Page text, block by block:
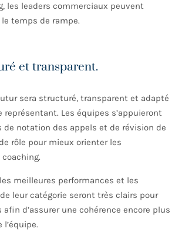
les leaders commerciaux peuvent
temps de rampe.
et transparent.
sera structuré, transparent et adapté
représentant. Les équipes s’appuieront
de notation des appels et de révision de
rôle pour mieux orienter les
meilleures performances et les
leur catégorie seront très clairs pour
d’assurer une cohérence encore plus
l’équipe.